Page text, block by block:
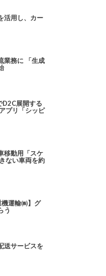
活用し、カー
業務に 「生成
D2C展開する
プリ「シッピ
移動用「スケ
ない車両を約
機運輸㈱】グ
う
送サービスを